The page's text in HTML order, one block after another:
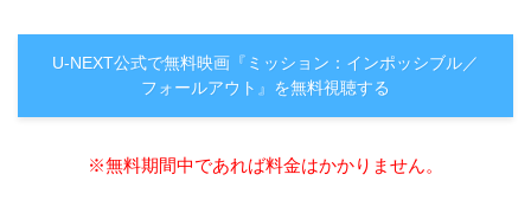
U-NEXT公式で無料映画『ミッション：インポッシブル／
フォールアウト』を無料視聴する
※無料期間中であれば料金はかかりません。